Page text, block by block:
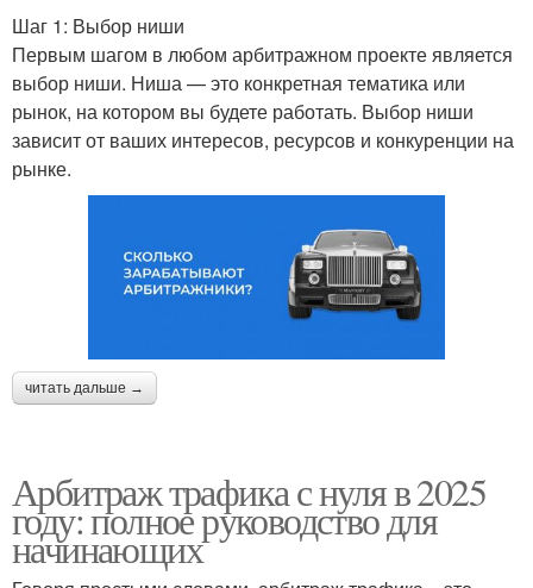
Шаг 1: Выбор ниши
Первым шагом в любом арбитражном проекте является
выбор ниши. Ниша — это конкретная тематика или
рынок, на котором вы будете работать. Выбор ниши
зависит от ваших интересов, ресурсов и конкуренции на
рынке.
читать дальше →
Арбитраж трафика с нуля в 2025
году: полное руководство для
начинающих